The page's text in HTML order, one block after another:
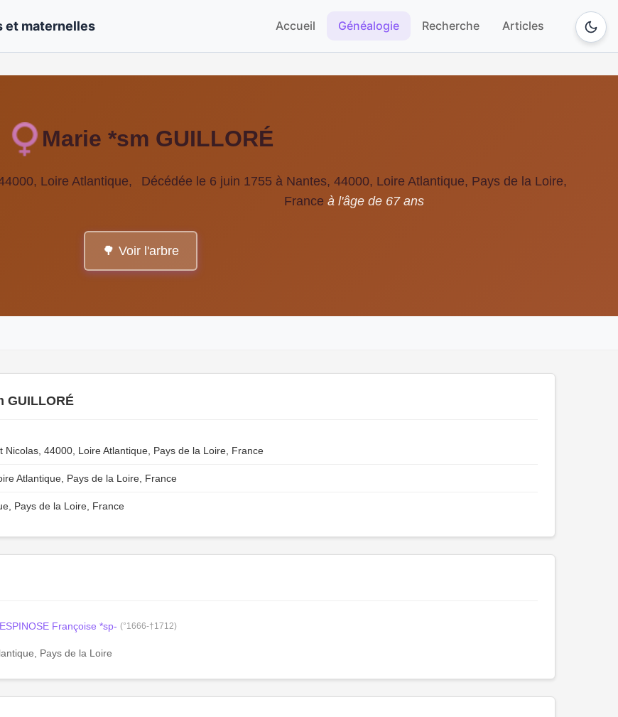
et maternelles Accueil Généalogie Recherche Articles
Marie *sm GUILLORÉ
Loire Atlantique,
Décédée le 6 juin 1755 à Nantes, 44000, Loire Atlantique, Pays de la Loire,
France à l'âge de 67 ans
🌳 Voir l'arbre
GUILLORÉ
44000, Loire Atlantique, Pays de la Loire, France
Atlantique, Pays de la Loire, France
Pays de la Loire, France
Françoise *sp- (°1666-†1712)
Pays de la Loire